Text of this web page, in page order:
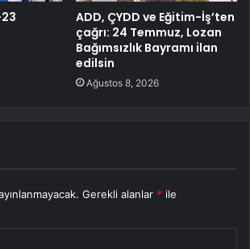
ADD, ÇYDD ve Eğitim-İş’ten
çağrı: 24 Temmuz, Lozan
Bağımsızlık Bayramı ilan
edilsin
Ağustos 8, 2026
Gerekli alanlar * ile